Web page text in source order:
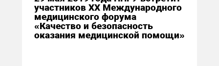
участников ХХ Международного
медицинского форума
«Качество и безопасность
оказания медицинской помощи»